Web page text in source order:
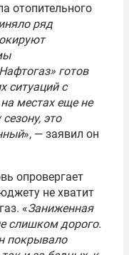
отопительного
ряд
готов
ситуаций с
местах еще не
это
», — заявил он
опровергает
не хватит
«Заниженная
слишком дорого.
покрывало